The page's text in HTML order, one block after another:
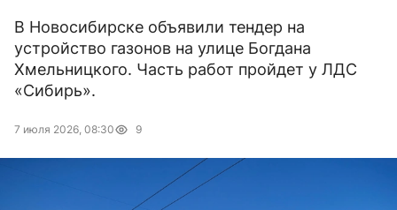
В Новосибирске объявили тендер на
устройство газонов на улице Богдана
Хмельницкого. Часть работ пройдет у ЛДС
«Сибирь».
7 июля 2026, 08:30 9